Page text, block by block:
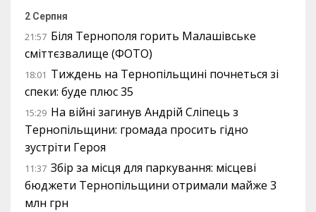
2 Серпня
21:57 Біля Тернополя горить Малашівське
сміттєзвалище (ФОТО)
18:01 Тиждень на Тернопільщині почнеться зі
спеки: буде плюс 35
15:29 На війні загинув Андрій Сліпець з
Тернопільщини: громада просить гідно
зустріти Героя
11:37 Збір за місця для паркування: місцеві
бюджети Тернопільщини отримали майже 3
млн грн